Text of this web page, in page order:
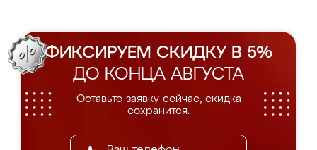
ФИКСИРУЕМ СКИДКУ В 5%
ДО КОНЦА АВГУСТА
Оставьте заявку сейчас, скидка
сохранится.